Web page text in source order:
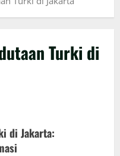
Turki di
di Jakarta: